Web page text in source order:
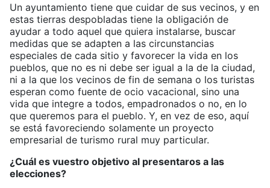
Un ayuntamiento tiene que cuidar de sus vecinos, y en
estas tierras despobladas tiene la obligación de
ayudar a todo aquel que quiera instalarse, buscar
medidas que se adapten a las circunstancias
especiales de cada sitio y favorecer la vida en los
pueblos, que no es ni debe ser igual a la de la ciudad,
ni a la que los vecinos de fin de semana o los turistas
esperan como fuente de ocio vacacional, sino una
vida que integre a todos, empadronados o no, en lo
que queremos para el pueblo. Y, en vez de eso, aquí
se está favoreciendo solamente un proyecto
empresarial de turismo rural muy particular.
¿Cuál es vuestro objetivo al presentaros a las
elecciones?